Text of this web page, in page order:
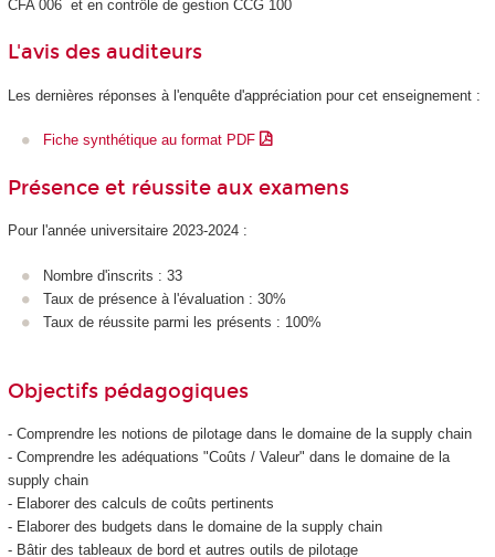
CFA 006 et en contrôle de gestion CCG 100
L'avis des auditeurs
Les dernières réponses à l'enquête d'appréciation pour cet enseignement :
Fiche synthétique au format PDF
Présence et réussite aux examens
Pour l'année universitaire 2023-2024 :
Nombre d'inscrits : 33
Taux de présence à l'évaluation : 30%
Taux de réussite parmi les présents : 100%
Objectifs pédagogiques
- Comprendre les notions de pilotage dans le domaine de la supply chain
- Comprendre les adéquations "Coûts / Valeur" dans le domaine de la
supply chain
- Elaborer des calculs de coûts pertinents
- Elaborer des budgets dans le domaine de la supply chain
- Bâtir des tableaux de bord et autres outils de pilotage